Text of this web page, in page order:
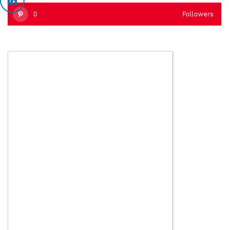
0 Followers